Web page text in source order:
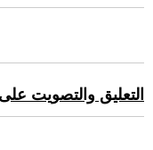
التعليق والتصويت